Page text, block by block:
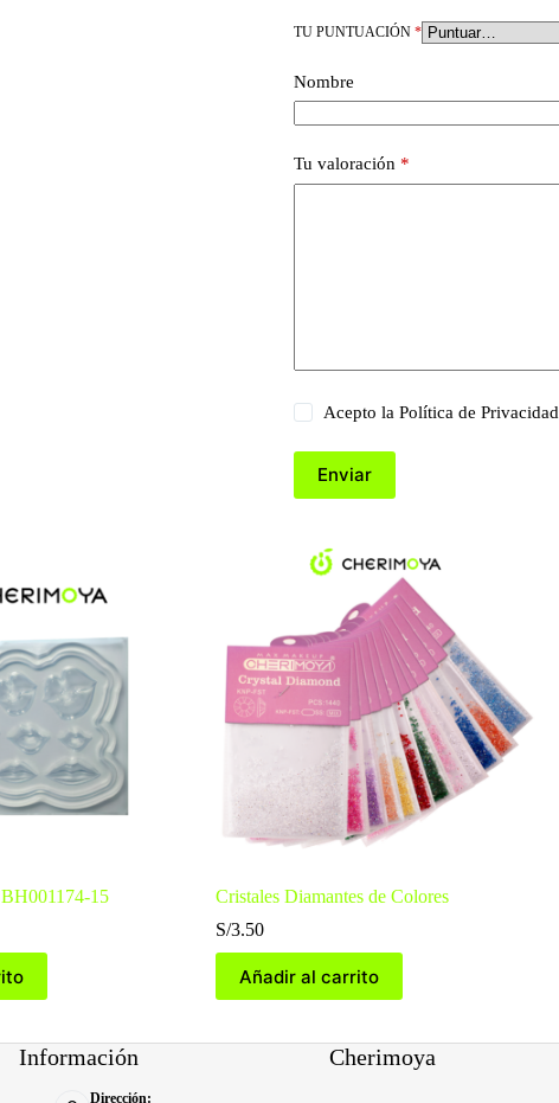
TU PUNTUACIÓN *
Nombre
Tu valoración *
Acepto la Política de Privacidad
Enviar
15
Cristales Diamantes de Colores
S/3.50
Añadir al carrito
Información
Dirección:
Cherimoya